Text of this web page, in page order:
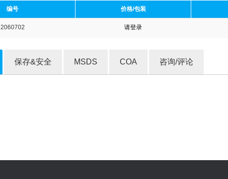
编号 价格/包装
2060702 请登录
保存&安全 MSDS COA 咨询/评论